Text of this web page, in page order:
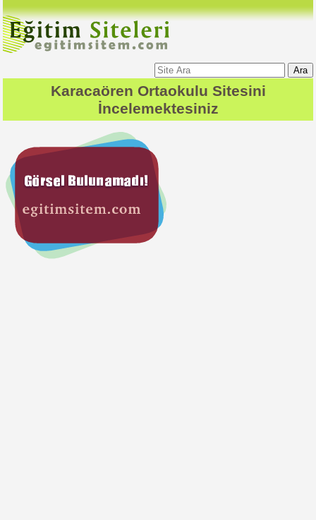
Ara
Karacaören Ortaokulu Sitesini
İncelemektesiniz